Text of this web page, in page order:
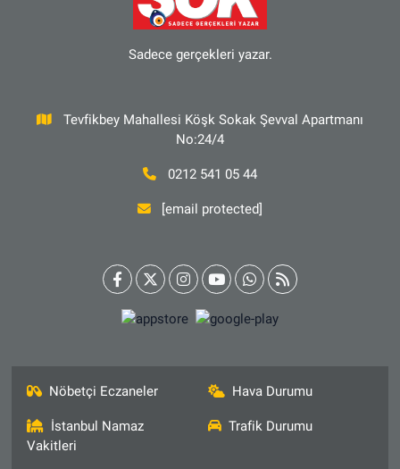
Sadece gerçekleri yazar.
Tevfikbey Mahallesi Köşk Sokak Şevval Apartmanı
No:24/4
0212 541 05 44
[email protected]
Nöbetçi Eczaneler Hava Durumu
İstanbul Namaz
Vakitleri
Trafik Durumu